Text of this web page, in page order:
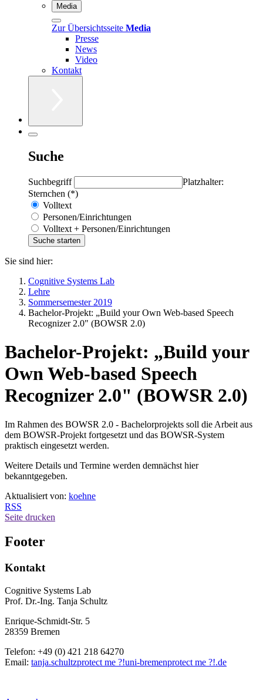
Media
Zur Übersichtsseite Media
Presse
News
Video
Kontakt
Suche
Suchbegriff
Platzhalter:
Sternchen (*)
Volltext
Personen/Einrichtungen
Volltext + Personen/Einrichtungen
Sie sind hier:
Cognitive Systems Lab
Lehre
Sommersemester 2019
Bachelor-Projekt: „Build your Own Web-based Speech
Recognizer 2.0" (BOWSR 2.0)
Bachelor-Projekt: „Build your
Own Web-based Speech
Recognizer 2.0" (BOWSR 2.0)
Im Rahmen des BOWSR 2.0 - Bachelorprojekts soll die Arbeit aus
dem BOWSR-Projekt fortgesetzt und das BOWSR-System
praktisch eingesetzt werden.
Weitere Details und Termine werden demnächst hier
bekanntgegeben.
Aktualisiert von: koehne
RSS
Seite drucken
Footer
Kontakt
Cognitive Systems Lab
Prof. Dr.-Ing. Tanja Schultz
Enrique-Schmidt-Str. 5
28359 Bremen
Telefon: +49 (0) 421 218 64270
Email: tanja.schultzprotect me ?!uni-bremenprotect me ?!.de